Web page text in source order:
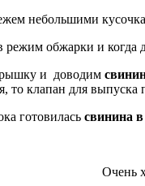
небольшими
режим обжарки и когда
и доводим
то клапан для выпуска
готовилась свинина в
Очень